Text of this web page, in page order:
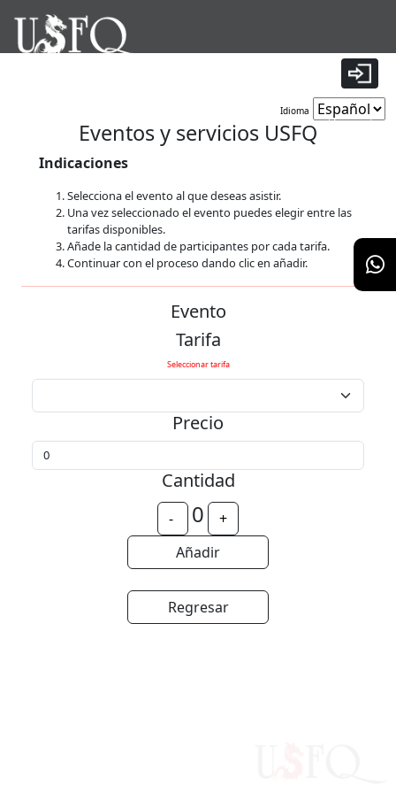
9 minutos 56 segundos
Idioma
Eventos y servicios USFQ
Indicaciones
Selecciona el evento al que deseas asistir.
Una vez seleccionado el evento puedes elegir entre las
tarifas disponibles.
Añade la cantidad de participantes por cada tarifa.
Continuar con el proceso dando clic en añadir.
Evento
Tarifa
Seleccionar tarifa
Precio
Cantidad
0